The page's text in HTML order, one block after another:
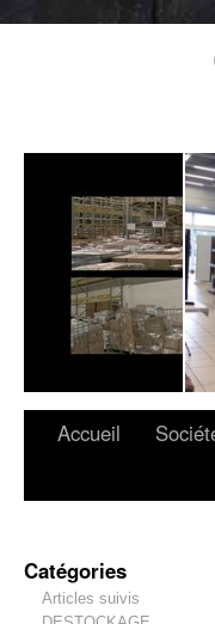
Accueil
Catégories
Articles suivis